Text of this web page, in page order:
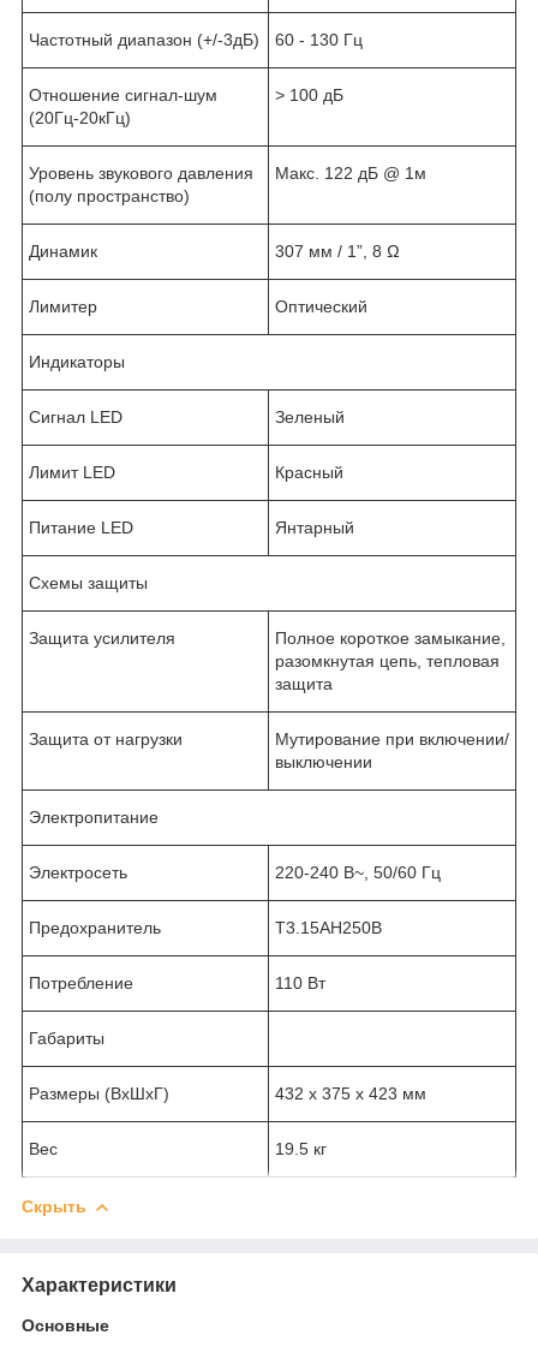
Частотный диапазон (+/-3дБ) 60 - 130 Гц
Отношение сигнал-шум
(20Гц-20кГц)
> 100 дБ
Уровень звукового давления
(полу пространство)
Макс. 122 дБ @ 1м
Динамик 307 мм / 1”, 8 Ω
Лимитер Оптический
Индикаторы
Сигнал LED Зеленый
Лимит LED Красный
Питание LED Янтарный
Схемы защиты
Защита усилителя
Полное короткое замыкание,
разомкнутая цепь, тепловая
защита
Защита от нагрузки
Мутирование при включении/
выключении
Электропитание
Электросеть 220-240 В~, 50/60 Гц
Предохранитель Т3.15АН250В
Потребление 110 Вт
Габариты
Размеры (ВхШхГ) 432 х 375 х 423 мм
Вес 19.5 кг
Скрыть
Характеристики
Основные